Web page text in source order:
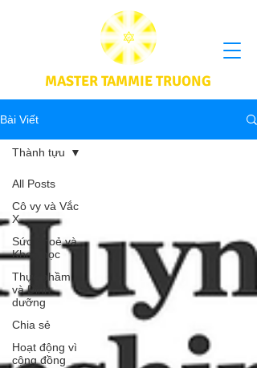
MASTER TAMMIE TRUONG
Bài Viết
All Posts
Cô vy và Vắc
X
Sức Khoẻ và
Khoa học
Thực phầm
và Dinh
dưỡng
Chia sẻ
Hoạt động vì
cộng đồng
Thành tựu